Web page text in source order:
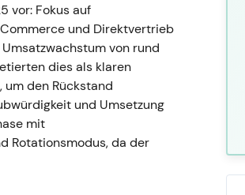
vor: Fokus auf
und Direktvertrieb
von rund
dies als klaren
den Rückstand
und Umsetzung
mit
Rotationsmodus, da der